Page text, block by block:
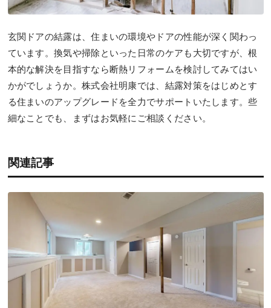
玄関ドアの結露は、住まいの環境やドアの性能が深く関わっ
ています。換気や掃除といった日常のケアも大切ですが、根
本的な解決を目指すなら断熱リフォームを検討してみてはい
かがでしょうか。株式会社明康では、結露対策をはじめとす
る住まいのアップグレードを全力でサポートいたします。些
細なことでも、まずはお気軽にご相談ください。
関連記事